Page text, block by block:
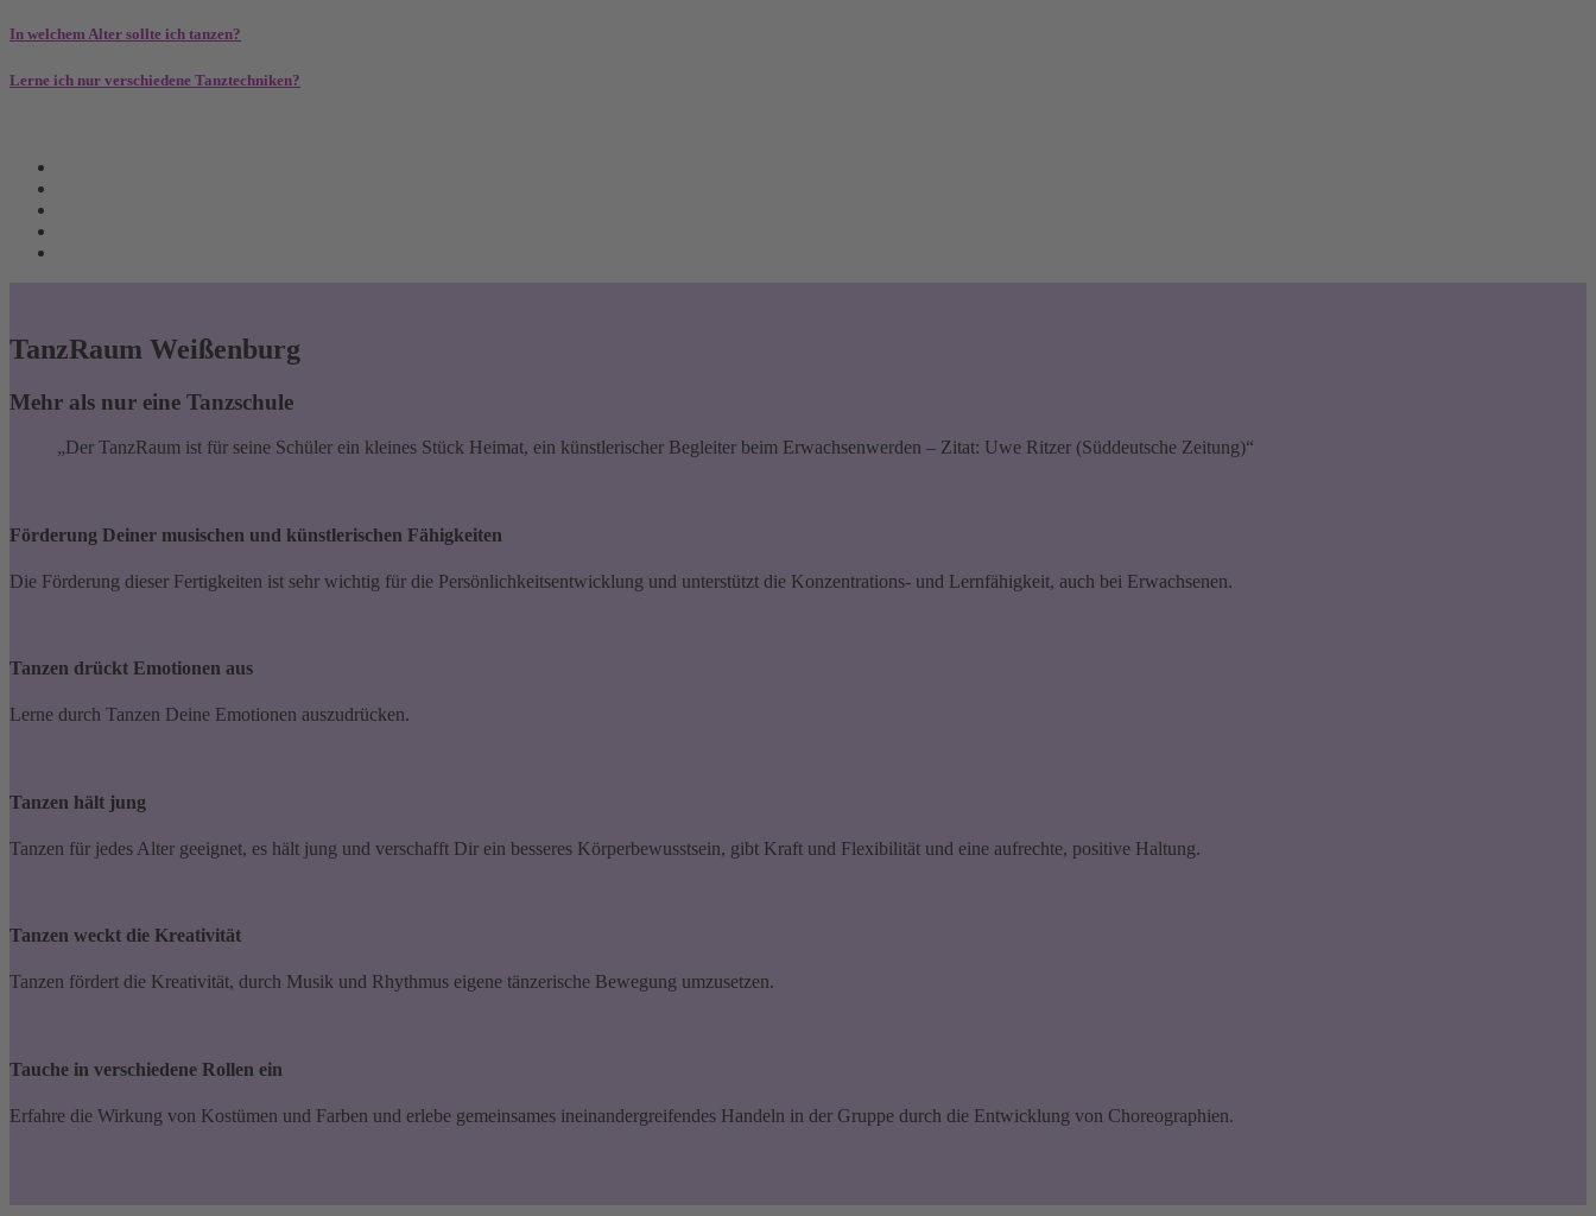
In welchem Alter sollte ich tanzen?
Lerne ich nur verschiedene Tanztechniken?
TanzRaum Weißenburg
Mehr als nur eine Tanzschule
Der TanzRaum ist für seine Schüler ein kleines Stück Heimat, ein künstlerischer Begleiter beim Erwachsenwerden – Zitat: Uwe Ritzer (Süddeutsche Zeitung)
Förderung Deiner musischen und künstlerischen Fähigkeiten
Die Förderung dieser Fertigkeiten ist sehr wichtig für die Persönlichkeitsentwicklung und unterstützt die Konzentrations- und Lernfähigkeit, auch bei Erwachsenen.
Tanzen drückt Emotionen aus
Lerne durch Tanzen Deine Emotionen auszudrücken.
Tanzen hält jung
Tanzen für jedes Alter geeignet, es hält jung und verschafft Dir ein besseres Körperbewusstsein, gibt Kraft und Flexibilität und eine aufrechte, positive Haltung.
Tanzen weckt die Kreativität
Tanzen fördert die Kreativität, durch Musik und Rhythmus eigene tänzerische Bewegung umzusetzen.
Tauche in verschiedene Rollen ein
Erfahre die Wirkung von Kostümen und Farben und erlebe gemeinsames ineinandergreifendes Handeln in der Gruppe durch die Entwicklung von Choreographien.